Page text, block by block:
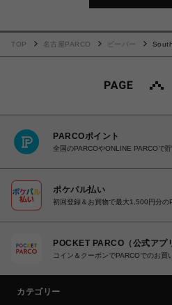
TOP 名古屋PARCO ビーバー
PARCOポイント
全国のPARCOやONLINE PARCOで
ポケパル払い
初回登録＆お買物で最大1,500円分の
POCKET PARCO（公式アプ
コイン＆クーポンでPARCOでのお買
カテゴリー